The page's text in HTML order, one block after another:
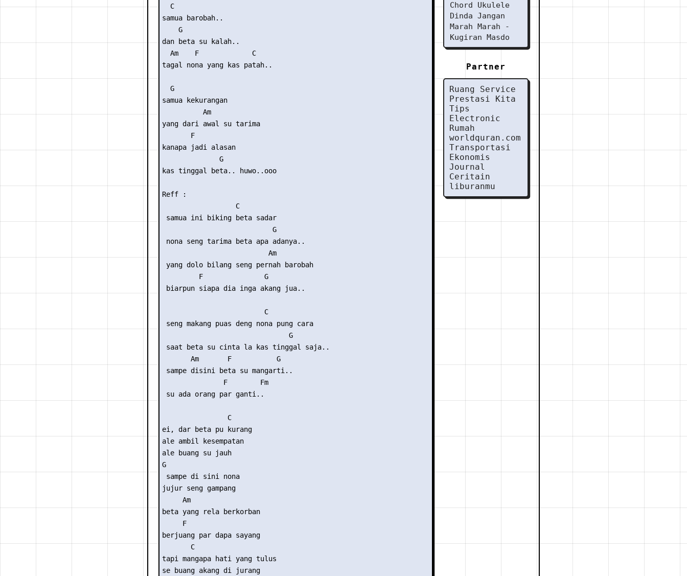
  C
samua barobah..
    G
dan beta su kalah..
  Am    F             C
tagal nona yang kas patah..
  G
samua kekurangan
          Am
yang dari awal su tarima
       F
kanapa jadi alasan
              G
kas tinggal beta.. huwo..ooo
Reff :
                  C
samua ini biking beta sadar
                           G
nona seng tarima beta apa adanya..
                          Am
yang dolo bilang seng pernah barobah
         F               G
biarpun siapa dia inga akang jua..
                         C
seng makang puas deng nona pung cara
                               G
saat beta su cinta la kas tinggal saja..
       Am       F           G
sampe disini beta su mangarti..
               F        Fm
su ada orang par ganti..
                C
ei, dar beta pu kurang
ale ambil kesempatan
ale buang su jauh
G
sampe di sini nona
jujur seng gampang
     Am
beta yang rela berkorban
     F
berjuang par dapa sayang
       C
tapi mangapa hati yang tulus
se buang akang di jurang
Chord Ukulele
Dinda Jangan
Marah Marah -
Kugiran Masdo
Partner
Ruang Service
Prestasi Kita
Tips
Electronic
Rumah
worldquran.com
Transportasi
Ekonomis
Journal
Ceritain
liburanmu